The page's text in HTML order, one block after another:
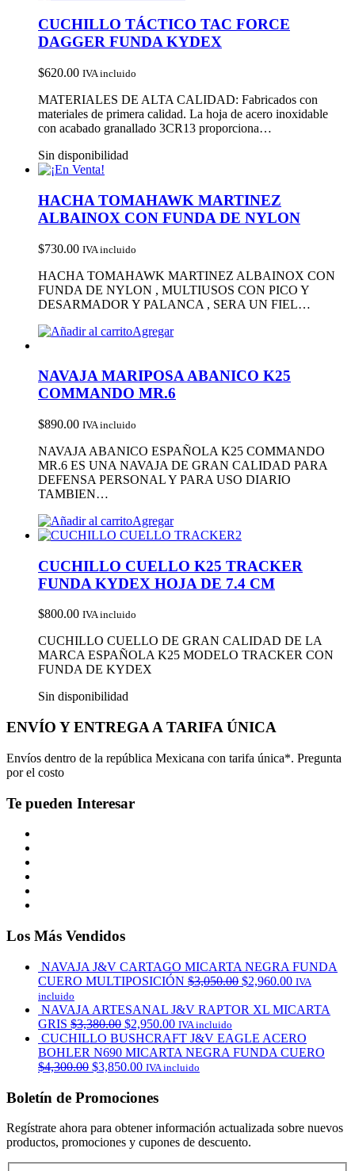
CUCHILLO TÁCTICO TAC FORCE
DAGGER FUNDA KYDEX
$620.00 IVA incluido
MATERIALES DE ALTA CALIDAD: Fabricados con
materiales de primera calidad. La hoja de acero inoxidable
con acabado granallado 3CR13 proporciona…
Sin disponibilidad
HACHA TOMAHAWK MARTINEZ
ALBAINOX CON FUNDA DE NYLON
$730.00 IVA incluido
HACHA TOMAHAWK MARTINEZ ALBAINOX CON
FUNDA DE NYLON , MULTIUSOS CON PICO Y
DESARMADOR Y PALANCA , SERA UN FIEL…
Agregar
NAVAJA MARIPOSA ABANICO K25
COMMANDO MR.6
$890.00 IVA incluido
NAVAJA ABANICO ESPAÑOLA K25 COMMANDO
MR.6 ES UNA NAVAJA DE GRAN CALIDAD PARA
DEFENSA PERSONAL Y PARA USO DIARIO
TAMBIEN…
Agregar
CUCHILLO CUELLO K25 TRACKER
FUNDA KYDEX HOJA DE 7.4 CM
$800.00 IVA incluido
CUCHILLO CUELLO DE GRAN CALIDAD DE LA
MARCA ESPAÑOLA K25 MODELO TRACKER CON
FUNDA DE KYDEX
Sin disponibilidad
ENVÍO Y ENTREGA A TARIFA ÚNICA
Envíos dentro de la república Mexicana con tarifa única*. Pregunta
por el costo
Te pueden Interesar
Los Más Vendidos
NAVAJA J&V CARTAGO MICARTA NEGRA FUNDA
CUERO MULTIPOSICIÓN $3,050.00 $2,960.00 IVA
incluido
NAVAJA ARTESANAL J&V RAPTOR XL MICARTA
GRIS $3,380.00 $2,950.00 IVA incluido
CUCHILLO BUSHCRAFT J&V EAGLE ACERO
BOHLER N690 MICARTA NEGRA FUNDA CUERO
$4,300.00 $3,850.00 IVA incluido
Boletín de Promociones
Regístrate ahora para obtener información actualizada sobre nuevos
productos, promociones y cupones de descuento.